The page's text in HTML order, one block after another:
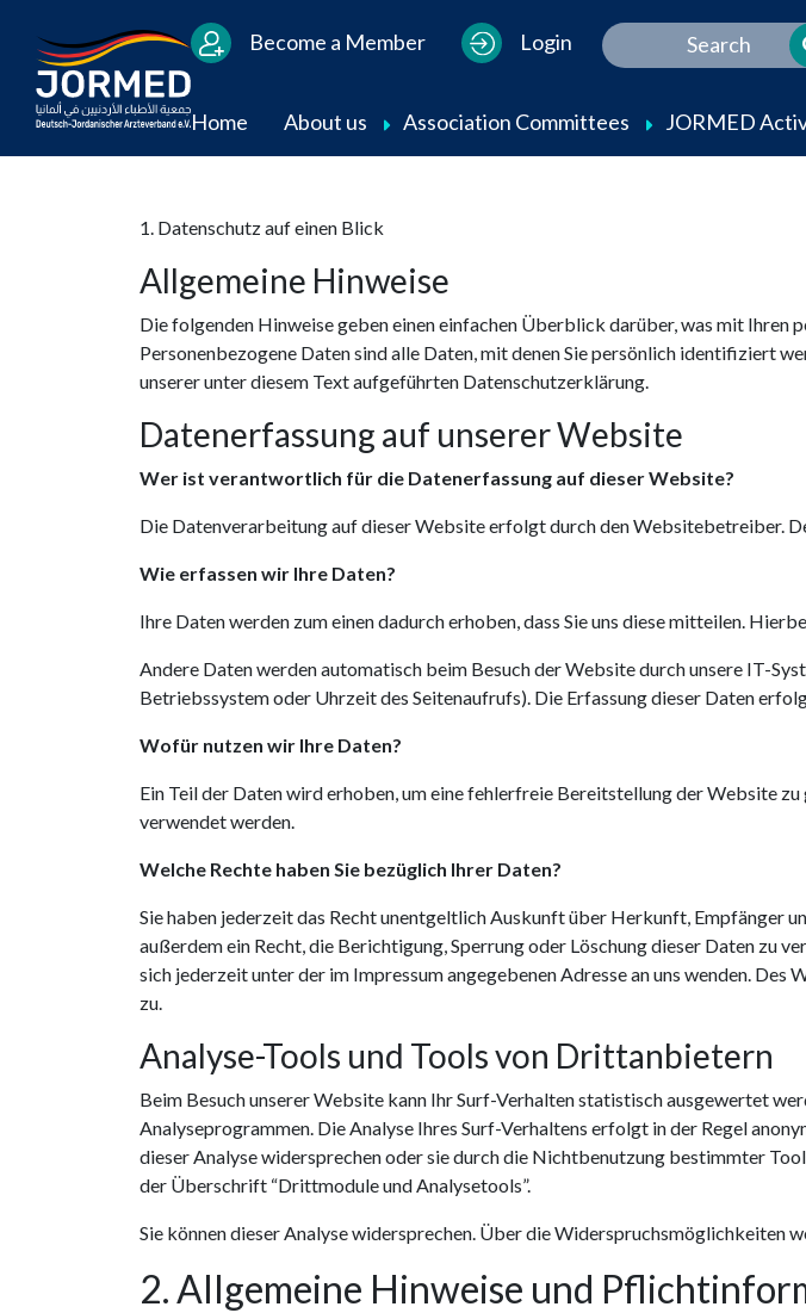
Users Menu
Become a Member Login
Main navigation
Home About us Association Committees JORMED
1. Datenschutz auf einen Blick
Allgemeine Hinweise
Die folgenden Hinweise geben einen einfachen Überblick darüber, was mit Ihren
Personenbezogene Daten sind alle Daten, mit denen Sie persönlich identifiziert
unserer unter diesem Text aufgeführten Datenschutzerklärung.
Datenerfassung auf unserer Website
Wer ist verantwortlich für die Datenerfassung auf dieser Website?
Die Datenverarbeitung auf dieser Website erfolgt durch den Websitebetreiber.
Wie erfassen wir Ihre Daten?
Ihre Daten werden zum einen dadurch erhoben, dass Sie uns diese mitteilen.
Andere Daten werden automatisch beim Besuch der Website durch unsere IT-
Betriebssystem oder Uhrzeit des Seitenaufrufs). Die Erfassung dieser Daten
Wofür nutzen wir Ihre Daten?
Ein Teil der Daten wird erhoben, um eine fehlerfreie Bereitstellung der Website
verwendet werden.
Welche Rechte haben Sie bezüglich Ihrer Daten?
Sie haben jederzeit das Recht unentgeltlich Auskunft über Herkunft, Empfänger
außerdem ein Recht, die Berichtigung, Sperrung oder Löschung dieser Daten zu
sich jederzeit unter der im Impressum angegebenen Adresse an uns wenden.
zu.
Analyse-Tools und Tools von Drittanbietern
Beim Besuch unserer Website kann Ihr Surf-Verhalten statistisch ausgewertet
Analyseprogrammen. Die Analyse Ihres Surf-Verhaltens erfolgt in der Regel
dieser Analyse widersprechen oder sie durch die Nichtbenutzung bestimmter
der Überschrift “Drittmodule und Analysetools”.
Sie können dieser Analyse widersprechen. Über die Widerspruchsmöglichkeiten
2. Allgemeine Hinweise und